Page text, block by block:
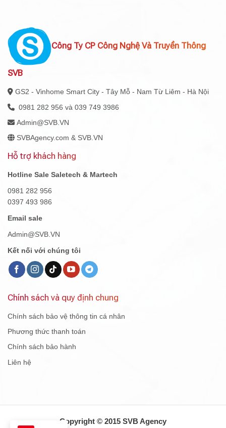
Công Ty CP Công Nghệ Và Truyền Thông
SVB
GS2 - Vinhome Smart City - Tây Mỗ - Nam Từ Liêm - Hà Nội
0981 282 956 và 039 749 3986
Admin@SVB.VN
SVBAgency.com & SVB.VN
Hỗ trợ khách hàng
Hotline Sale Saletech & Martech
0981 282 956
0397 493 986
Email sale
Admin@SVB.VN
Kết nối với chúng tôi
Chính sách và quy định chung
Chính sách bảo vệ thông tin cá nhân
Phương thức thanh toán
Chính sách bảo hành
Liên hệ
Copyright © 2015 SVB Agency